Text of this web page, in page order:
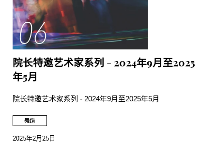
院长特邀艺术家系列 - 2024年9月至2025
年5月
院长特邀艺术家系列 - 2024年9月至2025年5月
舞蹈
2025年2月25日